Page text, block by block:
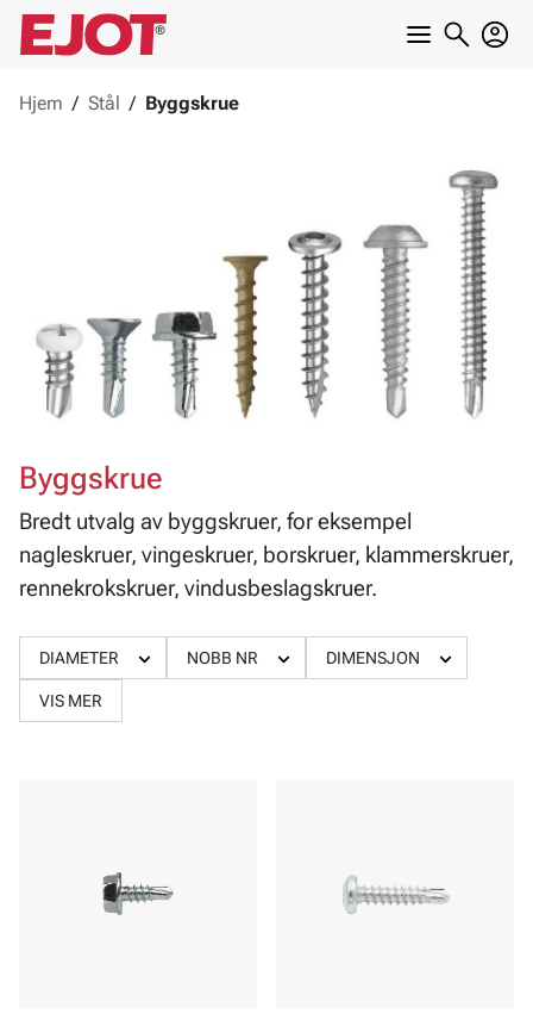
Hjem / Stål / Byggskrue
Byggskrue
Bredt utvalg av byggskruer, for eksempel
nagleskruer, vingeskruer, borskruer, klammerskruer,
rennekrokskruer, vindusbeslagskruer.
DIAMETER NOBB NR DIMENSJON
VIS MER